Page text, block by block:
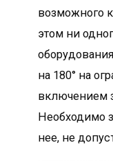
возможного
этом ни
на 180° на
включением
Необходимо
нее, не